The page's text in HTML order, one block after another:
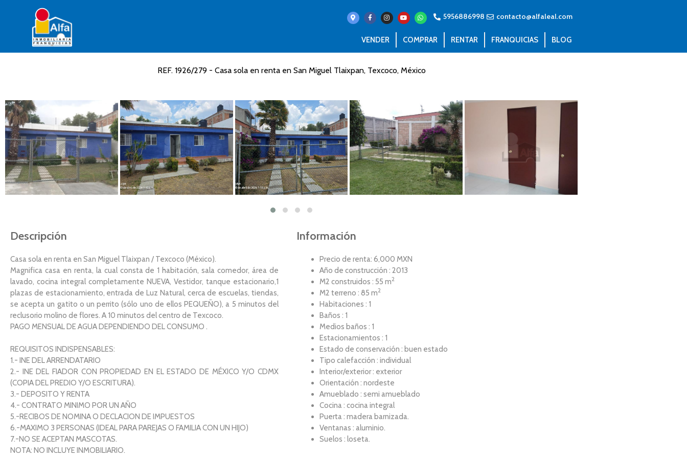
5956886998 contacto@alfaleal.com
VENDER COMPRAR RENTAR FRANQUICIAS BLOG
REF. 1926/279 - Casa sola en renta en San Miguel Tlaixpan, Texcoco, México
Descripción
Casa sola en renta en San Miguel Tlaixpan / Texcoco (México).
Magnifica casa en renta, la cual consta de 1 habitación, sala comedor, área de
lavado, cocina integral completamente NUEVA, Vestidor, tanque estacionario,1
plazas de estacionamiento, entrada de Luz Natural, cerca de escuelas, tiendas,
se acepta un gatito o un perrito (sólo uno de ellos PEQUEÑO), a 5 minutos del
reclusorio molino de flores. A 10 minutos del centro de Texcoco.
PAGO MENSUAL DE AGUA DEPENDIENDO DEL CONSUMO .
REQUISITOS INDISPENSABLES:
1.- INE DEL ARRENDATARIO
2.- INE DEL FIADOR CON PROPIEDAD EN EL ESTADO DE MÉXICO Y/O CDMX
(COPIA DEL PREDIO Y/O ESCRITURA).
3.- DEPOSITO Y RENTA
4.- CONTRATO MINIMO POR UN AÑO
5.-RECIBOS DE NOMINA O DECLACION DE IMPUESTOS
6.-MAXIMO 3 PERSONAS (IDEAL PARA PAREJAS O FAMILIA CON UN HIJO)
7.-NO SE ACEPTAN MASCOTAS.
NOTA: NO INCLUYE INMOBILIARIO.
Información
Precio de renta: 6,000 MXN
Año de construcción : 2013
M2 construidos : 55 m2
M2 terreno : 85 m2
Habitaciones : 1
Baños : 1
Medios baños : 1
Estacionamientos : 1
Estado de conservación : buen estado
Tipo calefacción : individual
Interior/exterior : exterior
Orientación : nordeste
Amueblado : semi amueblado
Cocina : cocina integral
Puerta : madera barnizada.
Ventanas : aluminio.
Suelos : loseta.